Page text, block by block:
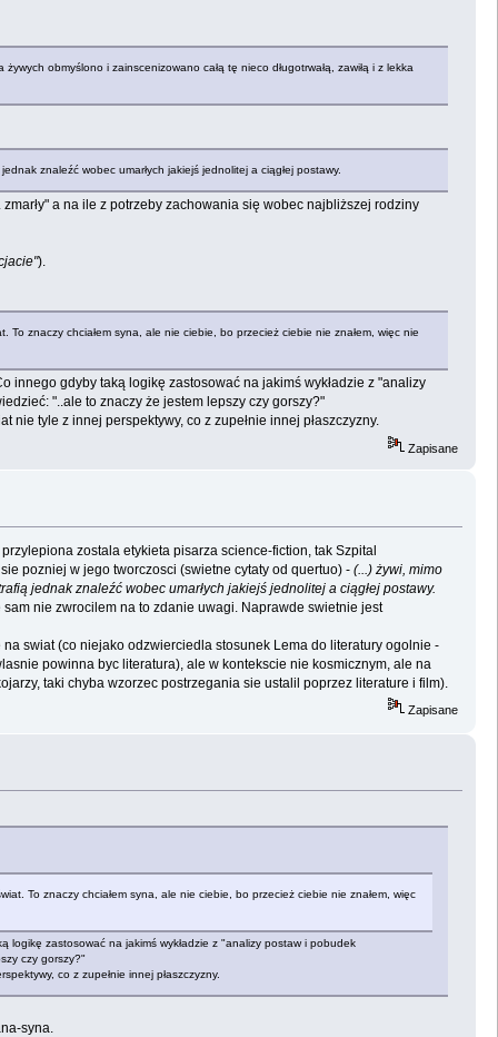
obmyślono i zainscenizowano całą tę nieco długotrwałą, zawiłą i z lekka
znaleźć wobec umarłych jakiejś jednolitej a ciągłej postawy.
a na ile z potrzeby zachowania się wobec najbliższej rodziny
).
To znaczy chciałem syna, ale nie ciebie, bo przecież ciebie nie znałem, więc nie
innego gdyby taką logikę zastosować na jakimś wykładzie z "analizy
"..ale to znaczy że jestem lepszy czy gorszy?"
nie tyle z innej perspektywy, co z zupełnie innej płaszczyzny.
Zapisane
zostala etykieta pisarza science-fiction, tak Szpital
pozniej w jego tworczosci (swietne cytaty od quertuo) - (...) żywi, mimo
jednak znaleźć wobec umarłych jakiejś jednolitej a ciągłej postawy.
nie zwrocilem na to zdanie uwagi. Naprawde swietnie jest
swiat (co niejako odzwierciedla stosunek Lema do literatury ogolnie -
powinna byc literatura), ale w kontekscie nie kosmicznym, ale na
taki chyba wzorzec postrzegania sie ustalil poprzez literature i film).
Zapisane
To znaczy chciałem syna, ale nie ciebie, bo przecież ciebie nie znałem, więc
logikę zastosować na jakimś wykładzie z "analizy postaw i pobudek
czy gorszy?"
co z zupełnie innej płaszczyzny.
syna.